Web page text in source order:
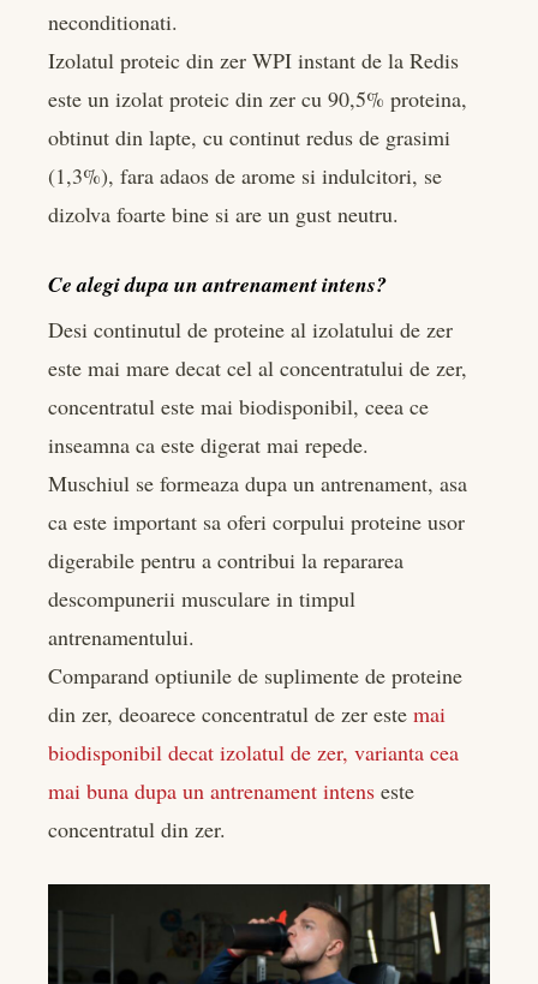
neconditionati.
Izolatul proteic din zer WPI instant de la Redis
este un izolat proteic din zer cu 90,5% proteina,
obtinut din lapte, cu continut redus de grasimi
(1,3%), fara adaos de arome si indulcitori, se
dizolva foarte bine si are un gust neutru.
Ce alegi dupa un antrenament intens?
Desi continutul de proteine al izolatului de zer
este mai mare decat cel al concentratului de zer,
concentratul este mai biodisponibil, ceea ce
inseamna ca este digerat mai repede.
Muschiul se formeaza dupa un antrenament, asa
ca este important sa oferi corpului proteine usor
digerabile pentru a contribui la repararea
descompunerii musculare in timpul
antrenamentului.
Comparand optiunile de suplimente de proteine
din zer, deoarece concentratul de zer este mai
biodisponibil decat izolatul de zer, varianta cea
mai buna dupa un antrenament intens este
concentratul din zer.